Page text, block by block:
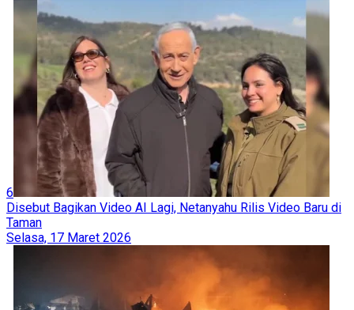
6
Disebut Bagikan Video AI Lagi, Netanyahu Rilis Video Baru di
Taman
Selasa, 17 Maret 2026